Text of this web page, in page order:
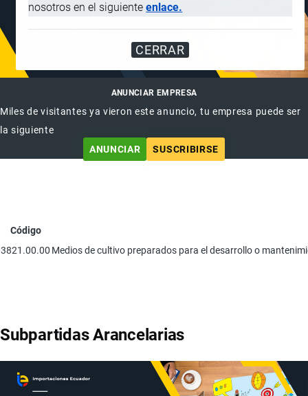
nosotros en el siguienteenlace.
CERRAR
ANUNCIAR EMPRESA
Miles de visitantes ya vieron este anuncio, tu empresa puede ser
la siguiente
ANUNCIAR
SUSCRIBIRSE
Código
3821.00.00 Medios de cultivo preparados para el desarrollo o
Subpartidas Arancelarias